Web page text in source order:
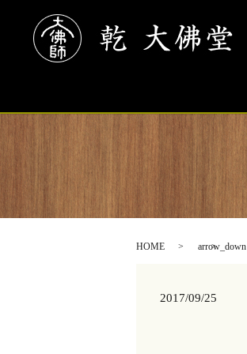
HOME arrow_down
2017/09/25